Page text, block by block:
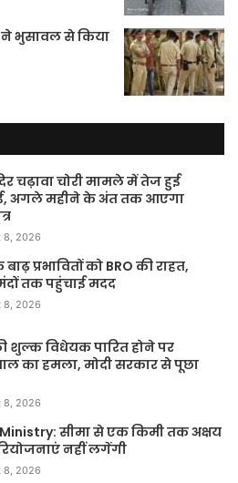
ने भुसावल से किया
चढ़ावा चोरी मामले में तेज हुई
अगले महीने के अंत तक आएगा
8, 2026
प्रभावितों को BRO की राहत,
तक पहुंचाई मदद
8, 2026
शुल्क विधेयक पारित होने पर
का हमला, मोदी सरकार से पूछा
8, 2026
सीमा से एक किमी तक अक्षय
नहीं लगेंगी
8, 2026